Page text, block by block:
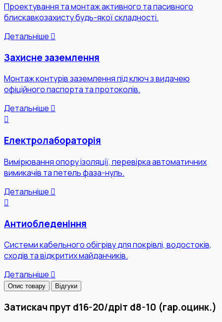
Проектування та монтаж активного та пасивного
блискавкозахисту будь-якої складності.
Детальніше
Захисне заземлення
Монтаж контурів заземлення під ключ з видачею
офіційного паспорта та протоколів.
Детальніше
Електролабораторія
Вимірювання опору ізоляції, перевірка автоматичних
вимикачів та петель фаза-нуль.
Детальніше
Антиобледеніння
Системи кабельного обігріву для покрівлі, водостоків,
сходів та відкритих майданчиків.
Детальніше
Опис товару Відгуки
Затискач прут d16-20/дріт d8-10 (гар.оцинк.)